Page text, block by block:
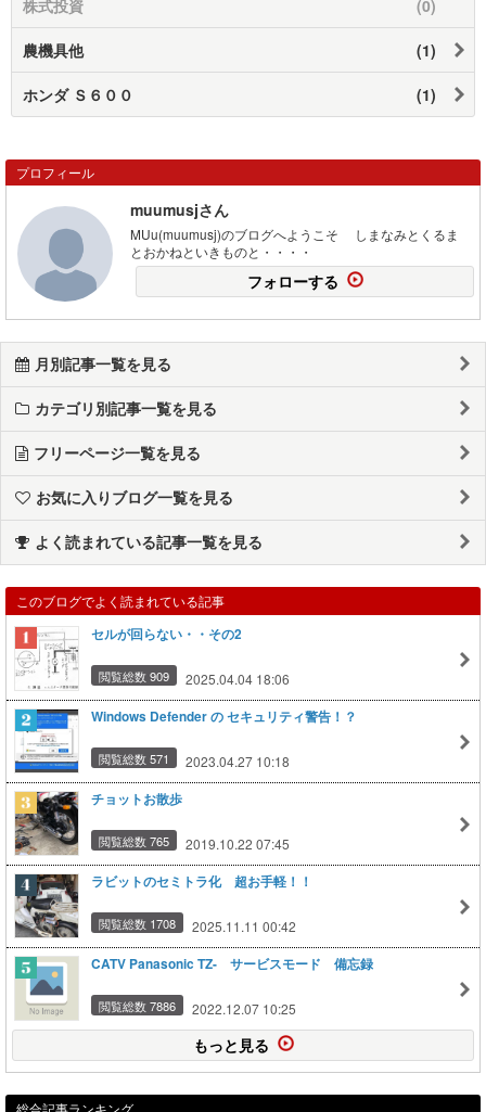
株式投資 (0)
農機具他 (1)
ホンダ Ｓ６００ (1)
プロフィール
muumusjさん
MUu(muumusj)のブログへようこそ しまなみとくるま
とおかねといきものと・・・・
フォローする
月別記事一覧を見る
カテゴリ別記事一覧を見る
フリーページ一覧を見る
お気に入りブログ一覧を見る
よく読まれている記事一覧を見る
このブログでよく読まれている記事
セルが回らない・・その2
閲覧総数 909 2025.04.04 18:06
Windows Defender の セキュリティ警告！？
閲覧総数 571 2023.04.27 10:18
チョットお散歩
閲覧総数 765 2019.10.22 07:45
ラビットのセミトラ化 超お手軽！！
閲覧総数 1708 2025.11.11 00:42
CATV Panasonic TZ- サービスモード 備忘録
閲覧総数 7886 2022.12.07 10:25
もっと見る
総合記事ランキング